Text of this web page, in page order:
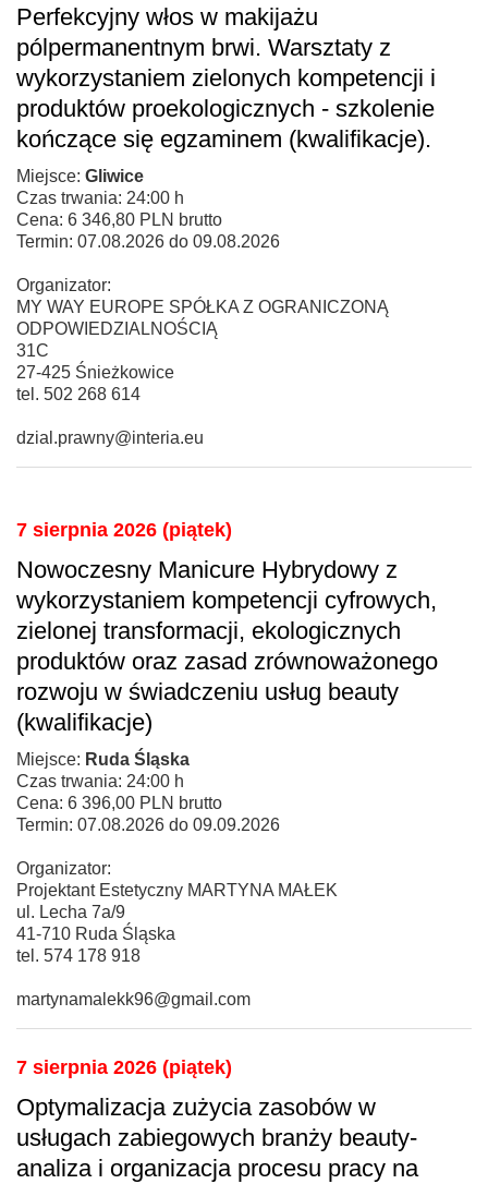
Perfekcyjny włos w makijażu
pólpermanentnym brwi. Warsztaty z
wykorzystaniem zielonych kompetencji i
produktów proekologicznych - szkolenie
kończące się egzaminem (kwalifikacje).
Miejsce: Gliwice
Czas trwania: 24:00 h
Cena: 6 346,80 PLN brutto
Termin: 07.08.2026 do 09.08.2026
Organizator:
MY WAY EUROPE SPÓŁKA Z OGRANICZONĄ
ODPOWIEDZIALNOŚCIĄ
31C
27-425 Śnieżkowice
tel. 502 268 614
dzial.prawny@interia.eu
7 sierpnia 2026 (piątek)
Nowoczesny Manicure Hybrydowy z
wykorzystaniem kompetencji cyfrowych,
zielonej transformacji, ekologicznych
produktów oraz zasad zrównoważonego
rozwoju w świadczeniu usług beauty
(kwalifikacje)
Miejsce: Ruda Śląska
Czas trwania: 24:00 h
Cena: 6 396,00 PLN brutto
Termin: 07.08.2026 do 09.09.2026
Organizator:
Projektant Estetyczny MARTYNA MAŁEK
ul. Lecha 7a/9
41-710 Ruda Śląska
tel. 574 178 918
martynamalekk96@gmail.com
7 sierpnia 2026 (piątek)
Optymalizacja zużycia zasobów w
usługach zabiegowych branży beauty-
analiza i organizacja procesu pracy na